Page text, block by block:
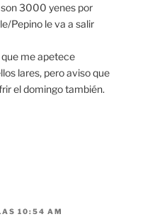
3000 yenes por
Pepino le va a salir
me apetece
lares, pero aviso que
el domingo también.
10:54 AM